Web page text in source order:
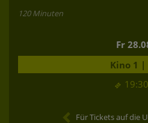
120 Minuten
Fr
19:30
Kino 1 |
Für Tickets auf die